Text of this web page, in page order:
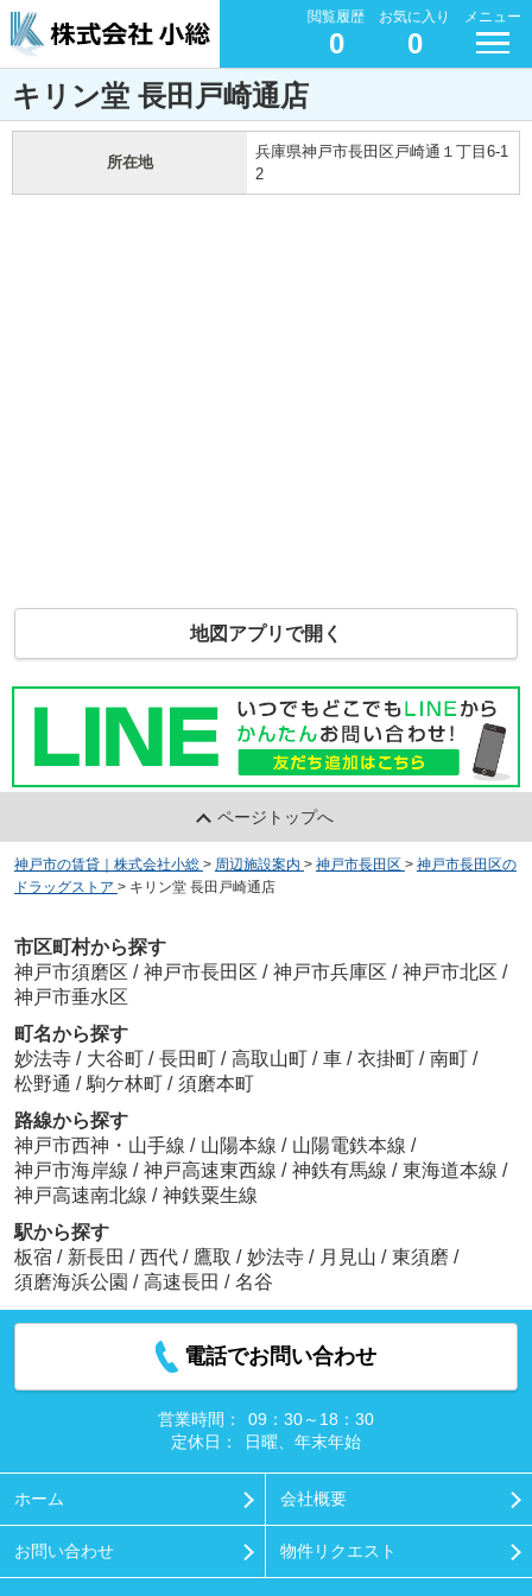
閲覧履歴
0
お気に入り
0
メニュー
キリン堂 長田戸崎通店
所在地
兵庫県神戸市長田区戸崎通１丁目6-1
2
地図アプリで開く
ページトップへ
神戸市の賃貸｜株式会社小総 > 周辺施設案内 > 神戸市長田区 > 神戸市長田区の
ドラッグストア > キリン堂 長田戸崎通店
市区町村から探す
神戸市須磨区 / 神戸市長田区 / 神戸市兵庫区 / 神戸市北区 /
神戸市垂水区
町名から探す
妙法寺 / 大谷町 / 長田町 / 高取山町 / 車 / 衣掛町 / 南町 /
松野通 / 駒ケ林町 / 須磨本町
路線から探す
神戸市西神・山手線 / 山陽本線 / 山陽電鉄本線 /
神戸市海岸線 / 神戸高速東西線 / 神鉄有馬線 / 東海道本線 /
神戸高速南北線 / 神鉄粟生線
駅から探す
板宿 / 新長田 / 西代 / 鷹取 / 妙法寺 / 月見山 / 東須磨 /
須磨海浜公園 / 高速長田 / 名谷
電話でお問い合わせ
営業時間：
09：30～18：30
定休日：
日曜、年末年始
ホーム 会社概要
お問い合わせ 物件リクエスト